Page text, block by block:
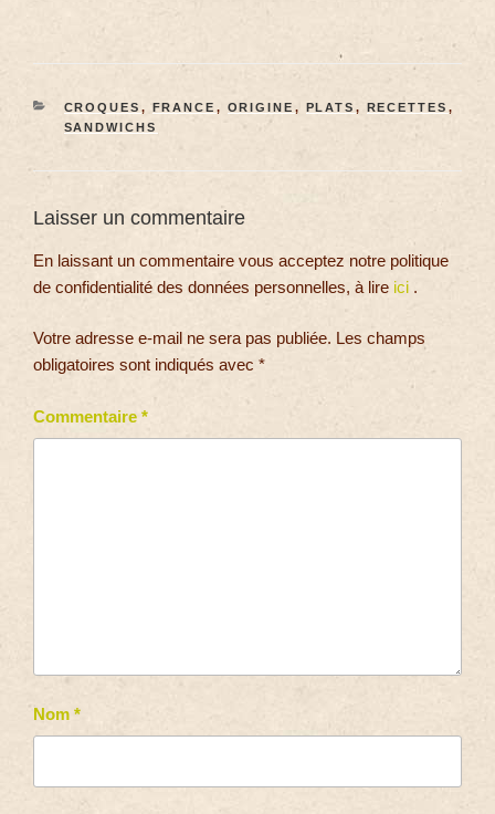
CROQUES , FRANCE , ORIGINE , PLATS , RECETTES ,
SANDWICHS
Laisser un commentaire
En laissant un commentaire vous acceptez notre politique
de confidentialité des données personnelles, à lire ici .
Votre adresse e-mail ne sera pas publiée. Les champs
obligatoires sont indiqués avec *
Commentaire *
Nom *